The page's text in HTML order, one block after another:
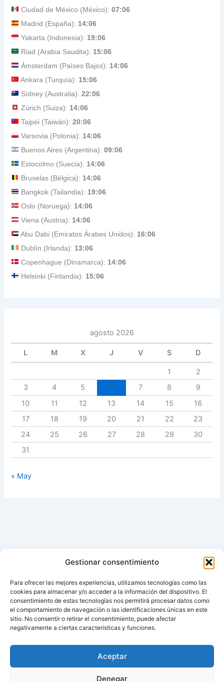
Gestionar consentimiento
Para ofrecer las mejores experiencias, utilizamos tecnologías como las
cookies para almacenar y/o acceder a la información del dispositivo. El
consentimiento de estas tecnologías nos permitirá procesar datos como
el comportamiento de navegación o las identificaciones únicas en este
sitio. No consentir o retirar el consentimiento, puede afectar
negativamente a ciertas características y funciones.
Aceptar
Denegar
Ciudad de México (México):07:06
Madrid (España): 14:06
Yakarta (Indonesia): 19:06
Riad (Arabia Saudita): 15:06
Ámsterdam (Países Bajos): 14:06
Ankara (Turquía): 15:06
Sídney (Australia):22:06
Zúrich (Suiza): 14:06
Taipéi (Taiwán):20:06
Varsovia (Polonia): 14:06
Buenos Aires (Argentina):09:06
Estocolmo (Suecia): 14:06
Bruselas (Bélgica): 14:06
Bangkok (Tailandia): 19:06
Oslo (Noruega): 14:06
Viena (Austria): 14:06
Abu Dabi (Emiratos Árabes Unidos): 16:06
Dublín (Irlanda): 13:06
Copenhague (Dinamarca): 14:06
Helsinki (Finlandia): 15:06
agosto 2026
L M X J V S D
1
2
3
4 5 7 8
9
10
11 12 13 14 15
16
17
18 19 20 21 22
23
24
25 26 27 28 29
30
31
« May
Contacto